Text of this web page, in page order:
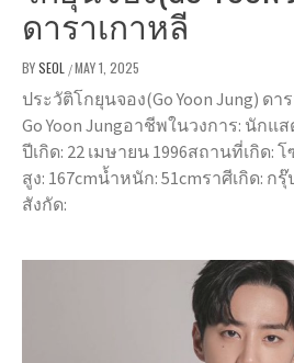
ดาราเกาหลี
BYSEOL /MAY 1, 2025
ประวัติโกยุนจอง(Go Yoon Jung) ดา
Go Yoon Jungอาชีพในวงการ: นักแ
ปีเกิด: 22 เมษายน 1996สถานที่เกิด:
สูง: 167cmน้ำหนัก: 51cmราศีเกิด: ก
สังกัด: